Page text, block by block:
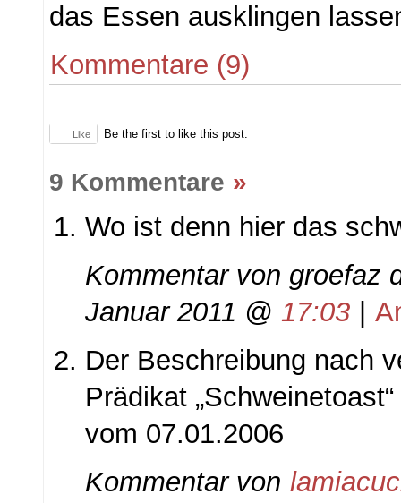
das Essen ausklingen
Kommentare (9)
Like Be the first to like this post.
9 Kommentare »
Wo ist denn hier das
Kommentar von groefaz
Januar 2011 @ 17:03
Der Beschreibung nach
Prädikat
vom 07.01.2006
Kommentar von